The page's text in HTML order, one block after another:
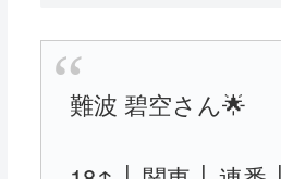
難波 碧空さん🌟